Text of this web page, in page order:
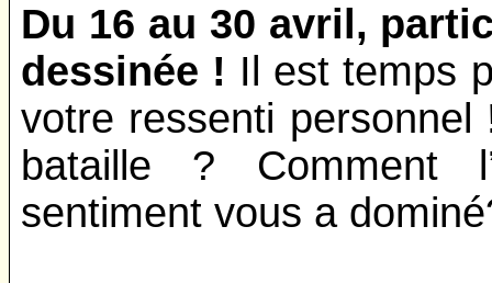
Du 16 au 30 avril,
dessinée ! Il est temps
votre ressenti
bataille ? Comment
sentiment vous a